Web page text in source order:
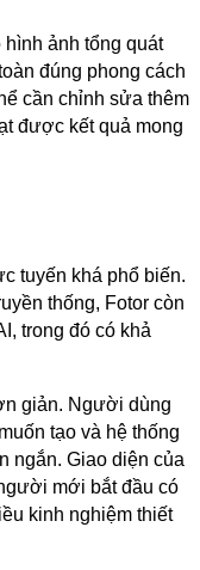
ảnh tổng quát
đúng phong cách
cần chỉnh sửa thêm
được kết quả mong
tuyến khá phổ biến.
thống, Fotor còn
trong đó có khả
giản. Người dùng
tạo và hệ thống
ngắn. Giao diện của
mới bắt đầu có
kinh nghiệm thiết